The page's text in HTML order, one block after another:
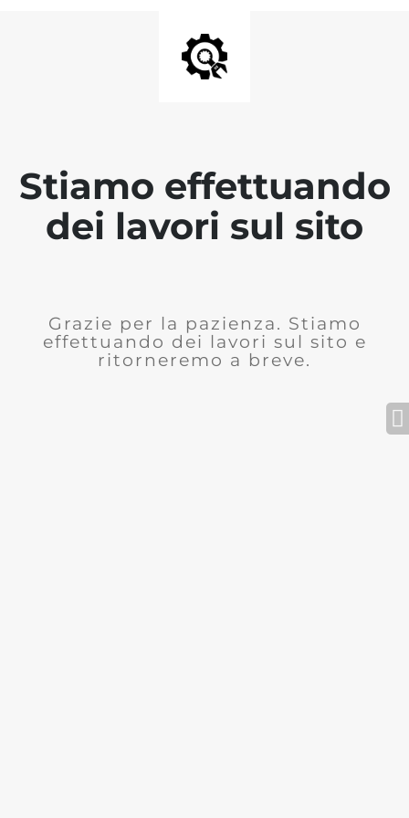
Stiamo effettuando
dei lavori sul sito
Grazie per la pazienza. Stiamo
effettuando dei lavori sul sito e
ritorneremo a breve.